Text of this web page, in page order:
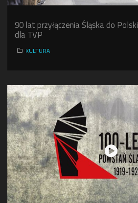
90 lat przyłączenia Śląska do
dla TVP
KULTURA